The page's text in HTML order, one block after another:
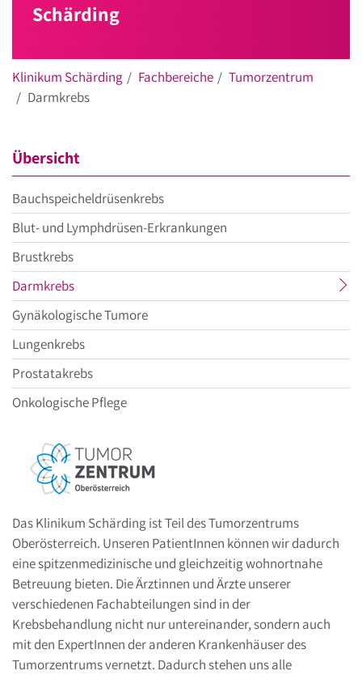
Schärding
Klinikum Schärding Fachbereiche
Tumorzentrum
Darmkrebs
Übersicht
Bauchspeicheldrüsenkrebs
Blut- und Lymphdrüsen-Erkrankungen
Brustkrebs
Darmkrebsaktueller
Menüpunkt
Gynäkologische Tumore
Lungenkrebs
Prostatakrebs
Onkologische Pflege
Das Klinikum Schärding ist Teil des Tumorzentrums
Oberösterreich. Unseren PatientInnen können wir dadurch
eine spitzenmedizinische und gleichzeitig wohnortnahe
Betreuung bieten. Die Ärztinnen und Ärzte unserer
verschiedenen Fachabteilungen sind in der
Krebsbehandlung nicht nur untereinander, sondern auch
mit den ExpertInnen der anderen Krankenhäuser des
Tumorzentrums vernetzt. Dadurch stehen uns alle